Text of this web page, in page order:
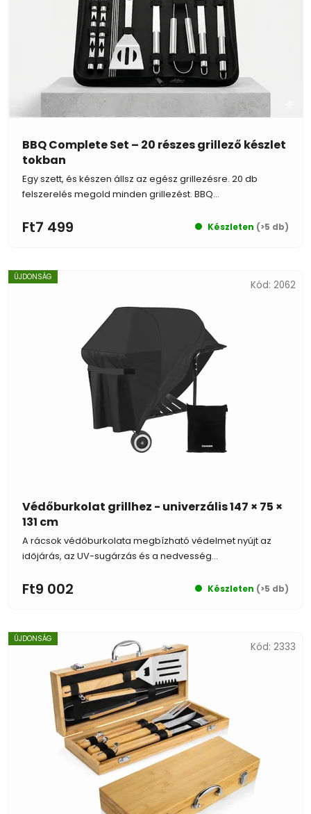
BBQ Complete Set – 20 részes grillező készlet
tokban
Készleten (>5 db)
Ft7 499
Egy szett, és készen állsz az egész grillezésre. 20 db
felszerelés megold minden grillezést. BBQ...
ÚJDONSÁG
Védőburkolat grillhez - univerzális 147 × 75 ×
131 cm
Készleten (>5 db)
Ft9 002
A rácsok védőburkolata megbízható védelmet nyújt az
időjárás, az UV-sugárzás és a nedvesség...
Kód: 2062
ÚJDONSÁG
Kód: 2333